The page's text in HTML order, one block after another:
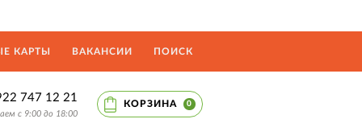
КАРТЫ ВАКАНСИИ ПОИСК
747 12 21
с 9:00 до 18:00
КОРЗИНА 0